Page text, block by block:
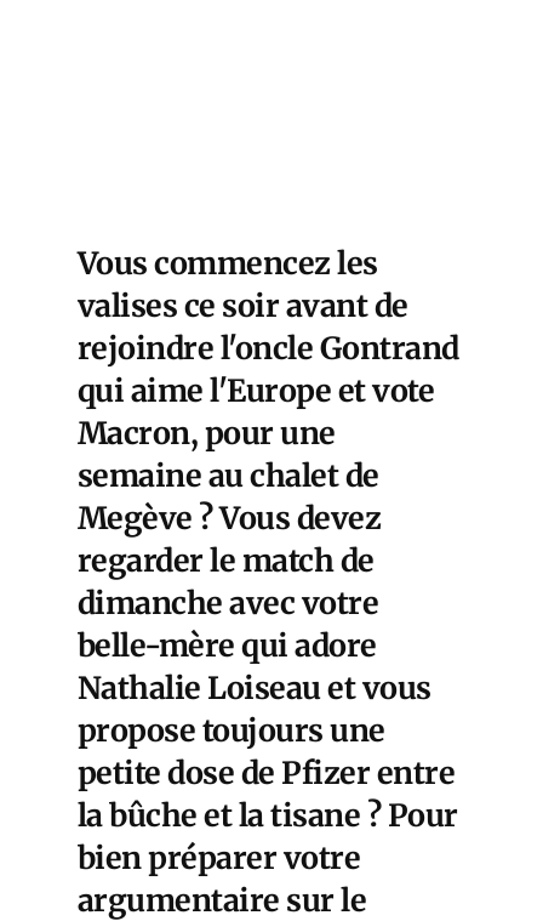
Vous commencez les
valises ce soir avant de
rejoindre l'oncle Gontrand
qui aime l'Europe et vote
Macron, pour une
semaine au chalet de
Megève ? Vous devez
regarder le match de
dimanche avec votre
belle-mère qui adore
Nathalie Loiseau et vous
propose toujours une
petite dose de Pfizer entre
la bûche et la tisane ? Pour
bien préparer votre
argumentaire sur le